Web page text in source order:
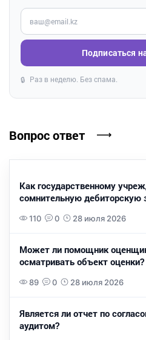
Введите ваш e-mail
Подписаться
🔒 Раз в неделю. Без спама.
Вопрос ответ
Как государственному
сомнительную дебиторскую
110 0 28 июля 2026
Может ли помощник
осматривать объект оценки?
89 0 28 июля 2026
Является ли отчет по
аудитом?